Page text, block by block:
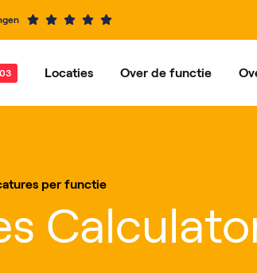
Locaties
Nieuwegein
Over de functie
per functie